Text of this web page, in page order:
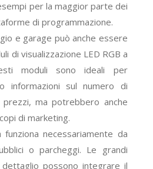
per la maggior parte dei
di programmazione.
e garage può anche essere
di visualizzazione LED RGB a
moduli sono ideali per
informazioni sul numero di
ma potrebbero anche
di marketing.
necessariamente da
o parcheggi. Le grandi
possono integrare il